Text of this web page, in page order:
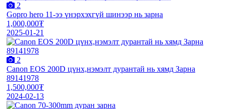
2
Gopro hero 11-ээ үнэрхэхгүй шинээр нь зарна
1,000,000₮
2025-01-21
2
Canon EOS 200D цүнх,нэмэлт дурантай нь хямд Зарна
89141978
1,500,000₮
2024-02-13